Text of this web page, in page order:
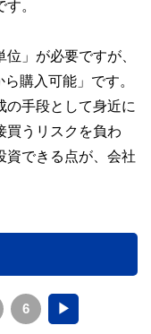
。
」が必要ですが、
購入可能」です。
の手段として身近に
買うリスクを負わ
資できる点が、会社
6 ▶